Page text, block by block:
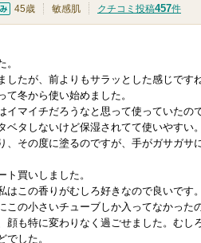
45歳 敏感肌 クチコミ投稿457件
。
したが、前よりもサラッとした感じですね
冬から使い始めました。
イマイチだろうなと思って使っていたの
タしないけど保湿されてて使いやすい。
、その度に塗るのですが、手がガサガサ
買いしました。
この香りがむしろ好きなので良いです。
この小さいチューブしか入ってなかった
顔も特に変わりなく過ごせました。むし
した。